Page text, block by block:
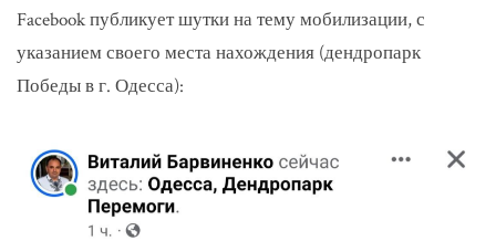
Facebook публикует шутки на тему мобилизации, с
указанием своего места нахождения (дендропарк
Победы в г. Одесса):